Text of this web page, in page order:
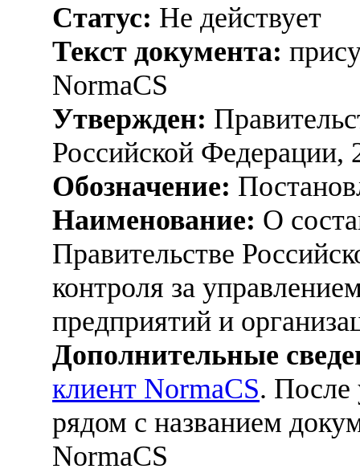
Статус: Не действует
Текст документа:
NormaCS
Утвержден:
Российской Федерации,
Обозначение:
Наименование: О
Правительстве
контроля за
предприятий и
Дополнительные
клиент NormaCS. После
рядом с названием
NormaCS